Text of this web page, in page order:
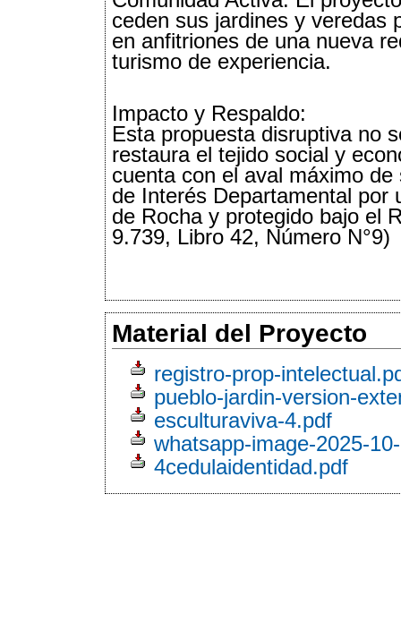
ceden sus jardines y veredas
en anfitriones de una nueva
turismo de experiencia.
Impacto y Respaldo:
Esta propuesta disruptiva no
restaura el tejido social y
cuenta con el aval máximo
de Interés Departamental por
de Rocha y protegido bajo el
9.739, Libro 42, Número N°9)
Material del Proyecto
registro-prop-
pueblo-jardin-version-
esculturaviva-4.pdf
whatsapp-image-2025-
4cedulaidentidad.pdf